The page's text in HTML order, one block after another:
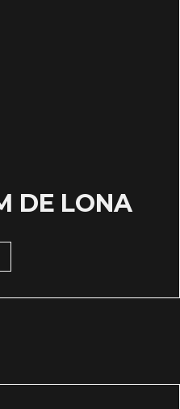
DE LONA